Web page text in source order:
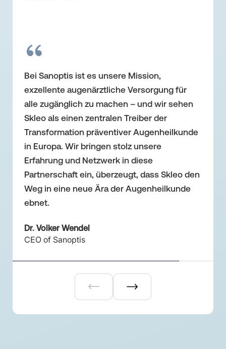
Bei Sanoptis ist es unsere Mission,
exzellente augenärztliche Versorgung für
alle zugänglich zu machen – und wir sehen
Skleo als einen zentralen Treiber der
Transformation präventiver Augenheilkunde
in Europa. Wir bringen stolz unsere
Erfahrung und Netzwerk in diese
Partnerschaft ein, überzeugt, dass Skleo den
Weg in eine neue Ära der Augenheilkunde
ebnet.
Dr. Volker Wendel
CEO of Sanoptis
Ich bin Skleo so dankbar für dieses
unkomplizierte Screening. Ohne euch wäre
ich nie zum Augenarzt gegangen. Jetzt
bekomme ich eine Behandlung, die sonst
vielleicht zu spät gekommen wäre. Danke,
dass ihr einen echten Unterschied macht!
Natalie Thomauske